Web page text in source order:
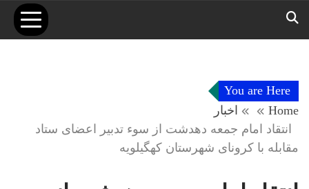
You are Here
Home
اخبار
انتقاد امام جمعه دهدشت از سوء تدبیر اعضای ستاد
مقابله با کرونای شهرستان کهگیلویه